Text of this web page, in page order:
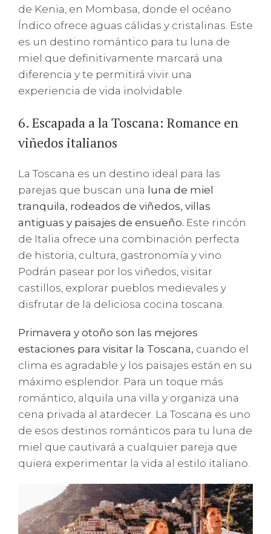
de Kenia, en Mombasa, donde el océano
Índico ofrece aguas cálidas y cristalinas. Este
es un destino romántico para tu luna de
miel que definitivamente marcará una
diferencia y te permitirá vivir una
experiencia de vida inolvidable.
6. Escapada a la Toscana: Romance en
viñedos italianos
La Toscana es un destino ideal para las
parejas que buscan una luna de miel
tranquila, rodeados de viñedos, villas
antiguas y paisajes de ensueño. Este rincón
de Italia ofrece una combinación perfecta
de historia, cultura, gastronomía y vino.
Podrán pasear por los viñedos, visitar
castillos, explorar pueblos medievales y
disfrutar de la deliciosa cocina toscana.
Primavera y otoño son las mejores
estaciones para visitar la Toscana, cuando el
clima es agradable y los paisajes están en su
máximo esplendor. Para un toque más
romántico, alquila una villa y organiza una
cena privada al atardecer. La Toscana es uno
de esos destinos románticos para tu luna de
miel que cautivará a cualquier pareja que
quiera experimentar la vida al estilo italiano.